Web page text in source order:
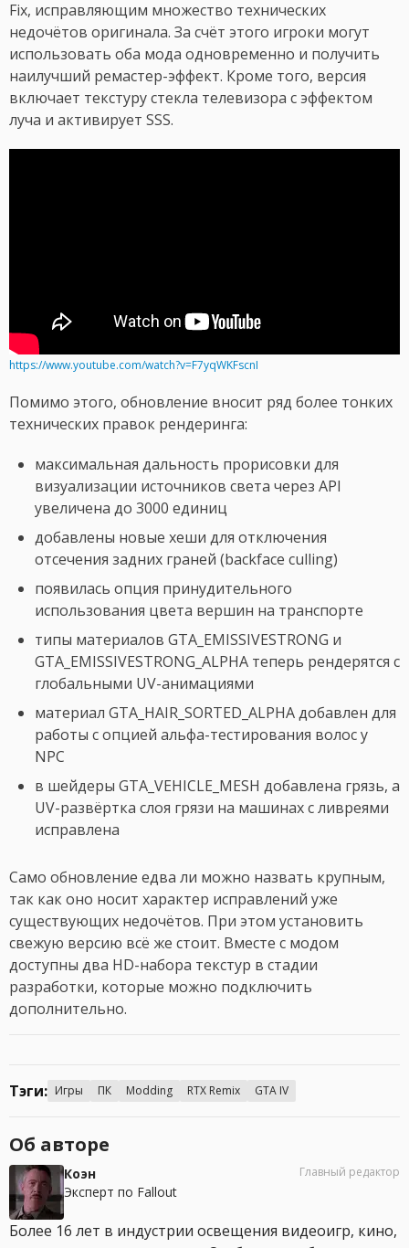
Fix, исправляющим множество технических
недочётов оригинала. За счёт этого игроки могут
использовать оба мода одновременно и получить
наилучший ремастер-эффект. Кроме того, версия
включает текстуру стекла телевизора с эффектом
луча и активирует SSS.
https://www.youtube.com/watch?v=F7yqWKFscnI
Помимо этого, обновление вносит ряд более тонких
технических правок рендеринга:
максимальная дальность прорисовки для
визуализации источников света через API
увеличена до 3000 единиц
добавлены новые хеши для отключения
отсечения задних граней (backface culling)
появилась опция принудительного
использования цвета вершин на транспорте
типы материалов GTA_EMISSIVESTRONG и
GTA_EMISSIVESTRONG_ALPHA теперь рендерятся с
глобальными UV-анимациями
материал GTA_HAIR_SORTED_ALPHA добавлен для
работы с опцией альфа-тестирования волос у
NPC
в шейдеры GTA_VEHICLE_MESH добавлена грязь, а
UV-развёртка слоя грязи на машинах с ливреями
исправлена
Само обновление едва ли можно назвать крупным,
так как оно носит характер исправлений уже
существующих недочётов. При этом установить
свежую версию всё же стоит. Вместе с модом
доступны два HD-набора текстур в стадии
разработки, которые можно подключить
дополнительно.
Тэги: Игры ПК Modding RTX Remix GTA IV
Об авторе
Коэн
Эксперт по Fallout
Главный редактор
Более 16 лет в индустрии освещения видеоигр, кино,